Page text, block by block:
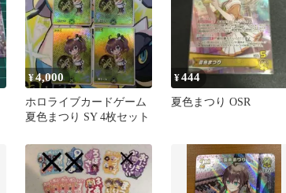
¥4,000
ホロライブカードゲーム
夏色まつり SY 4枚セット
¥444
夏色まつり OSR